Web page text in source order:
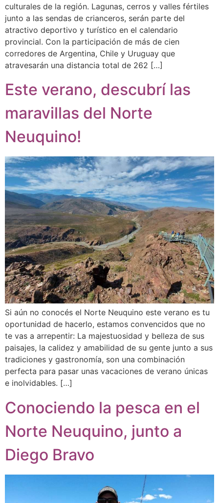
culturales de la región. Lagunas, cerros y valles fértiles
junto a las sendas de crianceros, serán parte del
atractivo deportivo y turístico en el calendario
provincial. Con la participación de más de cien
corredores de Argentina, Chile y Uruguay que
atravesarán una distancia total de 262 […]
Este verano, descubrí las
maravillas del Norte
Neuquino!
Si aún no conocés el Norte Neuquino este verano es tu
oportunidad de hacerlo, estamos convencidos que no
te vas a arrepentir: La majestuosidad y belleza de sus
paisajes, la calidez y amabilidad de su gente junto a sus
tradiciones y gastronomía, son una combinación
perfecta para pasar unas vacaciones de verano únicas
e inolvidables. […]
Conociendo la pesca en el
Norte Neuquino, junto a
Diego Bravo